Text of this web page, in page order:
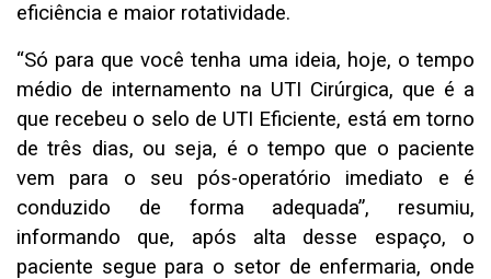
eficiência e maior rotatividade.
“Só para que você tenha uma ideia, hoje, o tempo
médio de internamento na UTI Cirúrgica, que é a
que recebeu o selo de UTI Eficiente, está em torno
de três dias, ou seja, é o tempo que o paciente
vem para o seu pós-operatório imediato e é
conduzido de forma adequada”, resumiu,
informando que, após alta desse espaço, o
paciente segue para o setor de enfermaria, onde